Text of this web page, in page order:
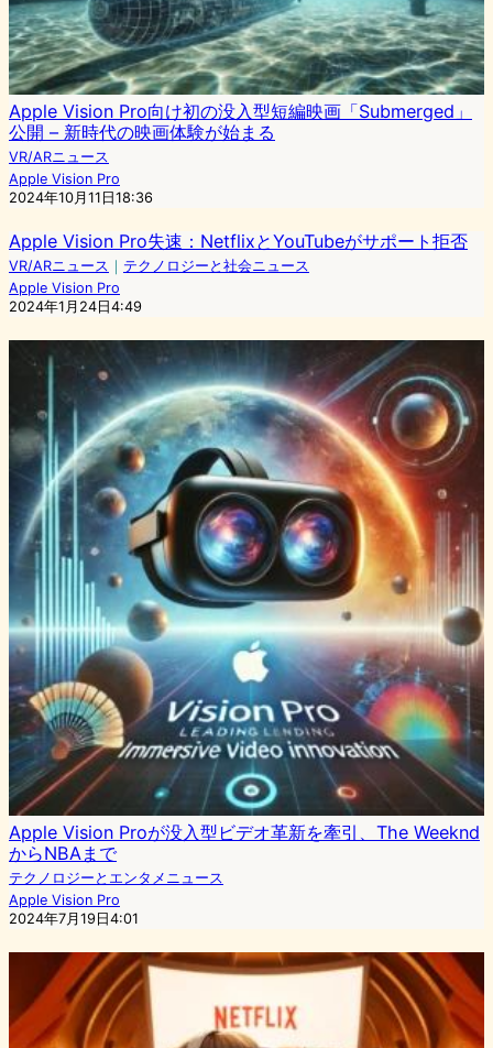
Apple Vision Pro向け初の没入型短編映画「Submerged」
公開 – 新時代の映画体験が始まる
VR/ARニュース
Apple Vision Pro
2024年10月11日18:36
Apple Vision Pro失速：NetflixとYouTubeがサポート拒否
VR/ARニュース ｜ テクノロジーと社会ニュース
Apple Vision Pro
2024年1月24日4:49
Apple Vision Proが没入型ビデオ革新を牽引、The Weeknd
からNBAまで
テクノロジーとエンタメニュース
Apple Vision Pro
2024年7月19日4:01